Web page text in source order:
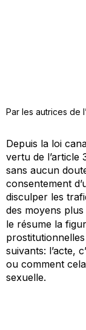
Par les autrices de
Depuis la loi
vertu de l’article
sans aucun
consentement
disculper les
des moyens
le résume la
suivants: l’acte,
ou comment
sexuelle.